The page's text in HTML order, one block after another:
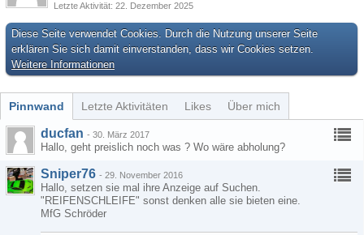
Letzte Aktivität 22. Dezember 2025
Diese Seite verwendet Cookies. Durch die Nutzung unserer Seite
erklären Sie sich damit einverstanden, dass wir Cookies setzen.
Weitere Informationen
Pinnwand Letzte Aktivitäten Likes Über mich
ducfan - 30. März 2017
Hallo, geht preislich noch was ? Wo wäre abholung?
Sniper76 - 29. November 2016
Hallo, setzen sie mal ihre Anzeige auf Suchen.
"REIFENSCHLEIFE" sonst denken alle sie bieten eine.
MfG Schröder